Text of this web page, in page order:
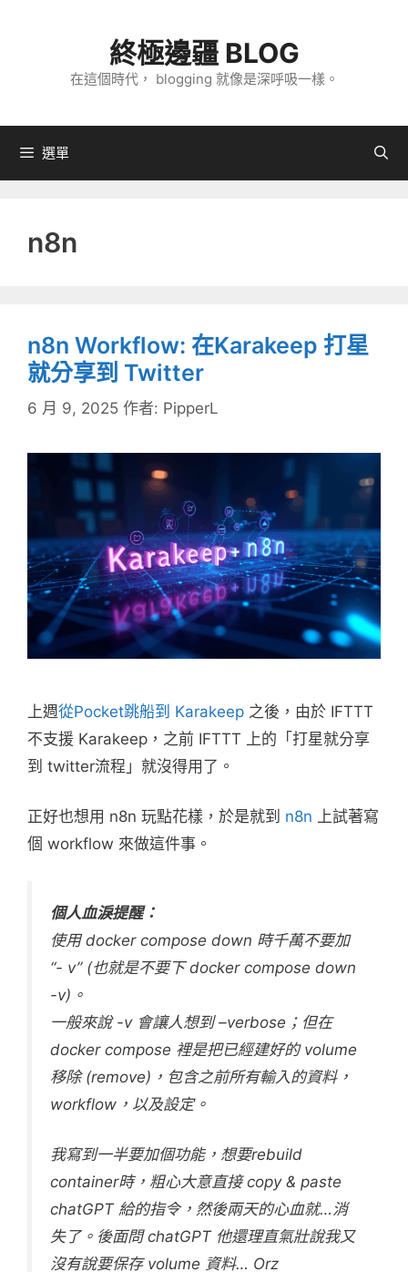
內
終極邊疆 BLOG
在這個時代， blogging 就像是深呼吸一樣。
選單
n8n
n8n Workflow: 在Karakeep 打星
就分享到 Twitter
6 月 9, 2025 作者: PipperL
上週從Pocket跳船到 Karakeep 之後，由於 IFTTT
不支援 Karakeep，之前 IFTTT 上的「打星就分享
到 twitter流程」就沒得用了。
正好也想用 n8n 玩點花樣，於是就到 n8n 上試著寫
個 workflow 來做這件事。
個人血淚提醒：
使用 docker compose down 時千萬不要加
“- v” (也就是不要下 docker compose down
-v)。
一般來說 -v 會讓人想到 –verbose；但在
docker compose 裡是把已經建好的 volume
移除 (remove)，包含之前所有輸入的資料，
workflow，以及設定。
我寫到一半要加個功能，想要rebuild
container時，粗心大意直接 copy & paste
chatGPT 給的指令，然後兩天的心血就…消
失了。後面問 chatGPT 他還理直氣壯說我又
沒有說要保存 volume 資料… Orz